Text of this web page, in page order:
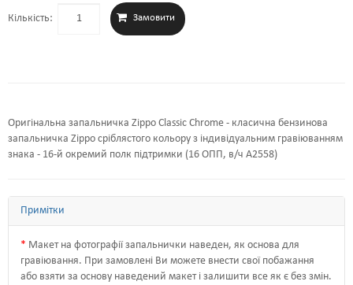
Кількість:
Оригінальна запальничка Zippo Classic Chrome - класична бензинова
запальничка Zippo сріблястого кольору з індивідуальним гравіюванням
знака - 16-й окремий полк підтримки (16 ОПП, в/ч А2558)
Примітки
* Макет на фотографії запальнички наведен, як основа для
гравіювання. При замовлені Ви можете внести свої побажання
або взяти за основу наведений макет і залишити все як є без змін.